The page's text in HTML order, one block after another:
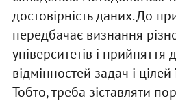
достовірність даних. До
передбачає визнання
університетів і прийняття
відмінностей задач і цілей
Тобто, треба зіставляти